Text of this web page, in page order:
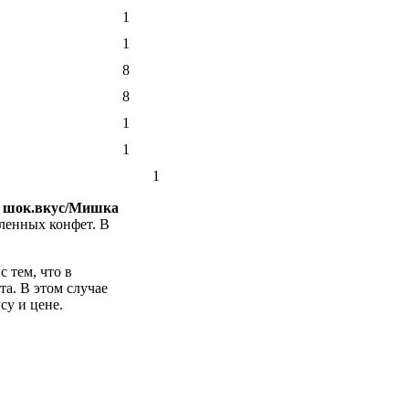
1
1
8
8
1
1
1
шок.вкус/Мишка
конфет. В
тем, что в
В этом случае
и цене.